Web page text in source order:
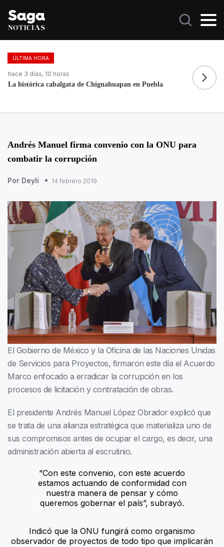
ÚLTIMA HORA
hace 7 horas
Noroña sale en defensa de Nay Salvatori y Grace Palomares
Andrés Manuel firma convenio con la ONU para
combatir la corrupción
Por Deyli 14 febrero 2019
El Gobierno de México y la Oficina de las Naciones Unidas
de Servicios para Proyectos, firmaron este día el Acuerdo
Marco enfocado a erradicar la corrupción en los
procesos de licitación y contratación de obras.
El presidente Andrés Manuel López Obrador explicó que
se trata de una alianza estratégica que materializa uno de
sus compromisos antes de ocupar el cargo, es decir, una
administración abierta al escrutinio.
“Con este convenio, con este acuerdo
estamos actuando de conformidad con
nuestra manera de pensar y cómo
queremos gobernar el país”, subrayó.
Indicó que la ONU fungirá como organismo
observador de proyectos de todo tipo que implicarán